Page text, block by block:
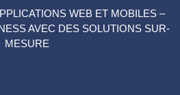
WEB ET MOBILES –
AVEC DES SOLUTIONS SUR-
MESURE